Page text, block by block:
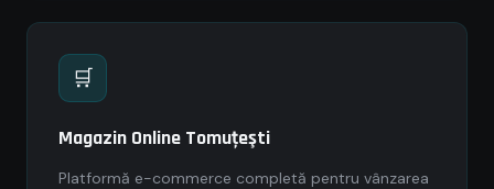
🛒
Magazin Online Tomuţeşti
Platformă e-commerce completă pentru vânzarea